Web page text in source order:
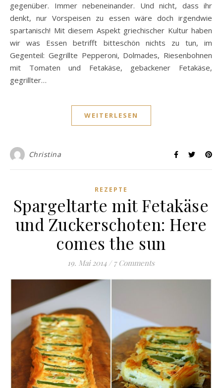
gegenüber. Immer nebeneinander. Und nicht, dass ihr
denkt, nur Vorspeisen zu essen wäre doch irgendwie
spartanisch! Mit diesem Aspekt griechischer Kultur haben
wir was Essen betrifft bitteschön nichts zu tun, im
Gegenteil: Gegrillte Pepperoni, Dolmades, Riesenbohnen
mit Tomaten und Fetakäse, gebackener Fetakäse,
gegrillter…
WEITERLESEN
Christina
REZEPTE
Spargeltarte mit Fetakäse
und Zuckerschoten: Here
comes the sun
19. Mai 2014 / 7 Comments